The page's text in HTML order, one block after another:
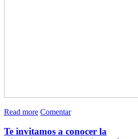
Read more Comentar
Te invitamos a conocer la